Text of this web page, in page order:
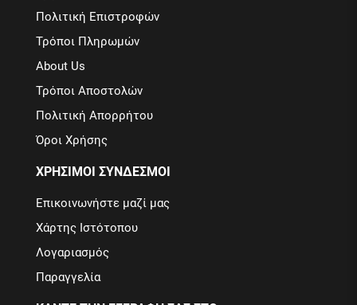
Πολιτική Επιστροφών
Τρόποι Πληρωμών
About Us
Τρόποι Αποστολών
Πολιτική Απορρήτου
Όροι Χρήσης
ΧΡΗΣΙΜΟΙ ΣΥΝΔΕΣΜΟΙ
Επικοινωνήστε μαζί μας
Χάρτης Ιστότοπου
Λογαριασμός
Παραγγελία